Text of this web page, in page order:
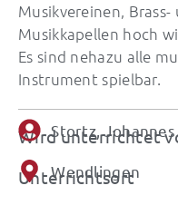
Musikvereinen,
Musikkapellen hoch
Es sind nehazu alle
Instrument spielbar.
Wird unterrichtet
Stortz, Johannes
Unterrichtsort
Wendlingen